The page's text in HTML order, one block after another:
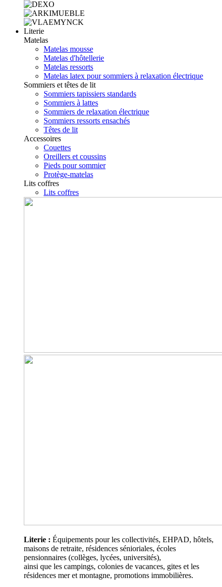
Literie
Matelas
Matelas mousse
Matelas d'hôtellerie
Matelas ressorts
Matelas latex pour sommiers à relaxation électrique
Sommiers et têtes de lit
Sommiers tapissiers standards
Sommiers à lattes
Sommiers de relaxation électrique
Sommiers ressorts ensachés
Têtes de lit
Accessoires
Couettes
Oreillers et coussins
Pieds pour sommier
Protège-matelas
Lits coffres
Lits coffres
Literie : Équipements pour les collectivités, EHPAD, hôtels,
maisons de retraite, résidences sénioriales, écoles
pensionnaires (collèges, lycées, universités),
ainsi que les campings, colonies de vacances, gites et les
résidences mer et montagne, promotions immobilières.